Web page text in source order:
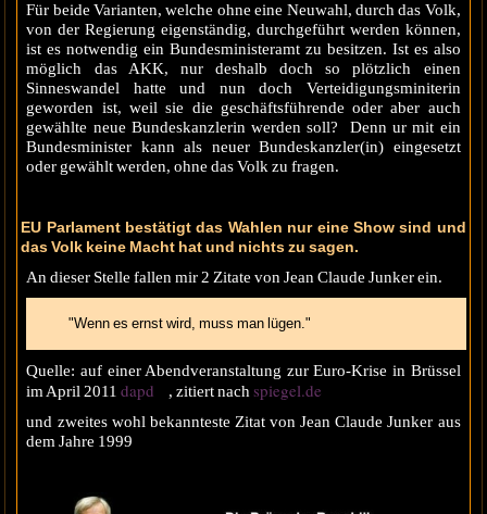
Für beide Varianten, welche ohne eine Neuwahl, durch das Volk,
von der Regierung eigenständig, durchgeführt werden können,
ist es notwendig ein Bundesministeramt zu besitzen. Ist es also
möglich das AKK, nur deshalb doch so plötzlich einen
Sinneswandel hatte und nun doch Verteidigungsminiterin
geworden ist, weil sie die geschäftsführende oder aber auch
gewählte neue Bundeskanzlerin werden soll? Denn ur mit ein
Bundesminister kann als neuer Bundeskanzler(in) eingesetzt
oder gewählt werden, ohne das Volk zu fragen.
EU Parlament bestätigt das Wahlen nur eine Show sind und
das Volk keine Macht hat und nichts zu sagen.
An dieser Stelle fallen mir 2 Zitate von Jean Claude Junker ein.
"Wenn es ernst wird, muss man lügen."
Quelle: auf einer Abendveranstaltung zur Euro-Krise in Brüssel
im April 2011dapd , zitiert nach spiegel.de
und zweites wohl bekannteste Zitat von Jean Claude Junker aus
dem Jahre 1999